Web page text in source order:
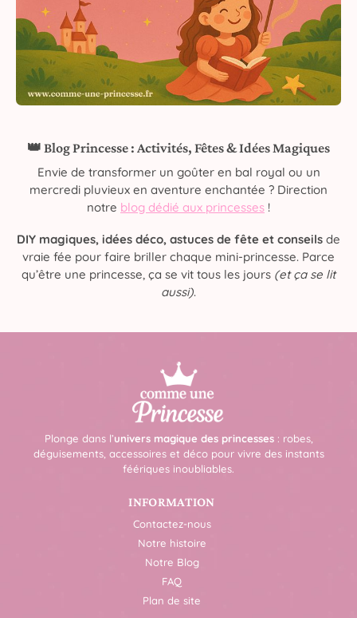
👑 Blog Princesse : Activités, Fêtes & Idées Magiques
Envie de transformer un goûter en bal royal ou un
mercredi pluvieux en aventure enchantée ? Direction
notre blog dédié aux princesses !
DIY magiques, idées déco, astuces de fête et conseils de
vraie fée pour faire briller chaque mini-princesse. Parce
qu’être une princesse, ça se vit tous les jours (et ça se lit
aussi).
Plonge dans l’univers magique des princesses: robes,
déguisements, accessoires et déco pour vivre des instants
féériques inoubliables.
INFORMATION
Contactez-nous
Notre histoire
Notre Blog
FAQ
Plan de site